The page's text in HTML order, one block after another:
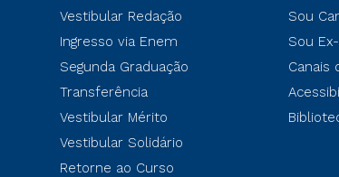
Vestibular Redação
Ingresso via Enem
Segunda Graduação
Transferência
Vestibular Mérito
Vestibular Solidário
Retorne ao Curso
Sou
Sou
Canais